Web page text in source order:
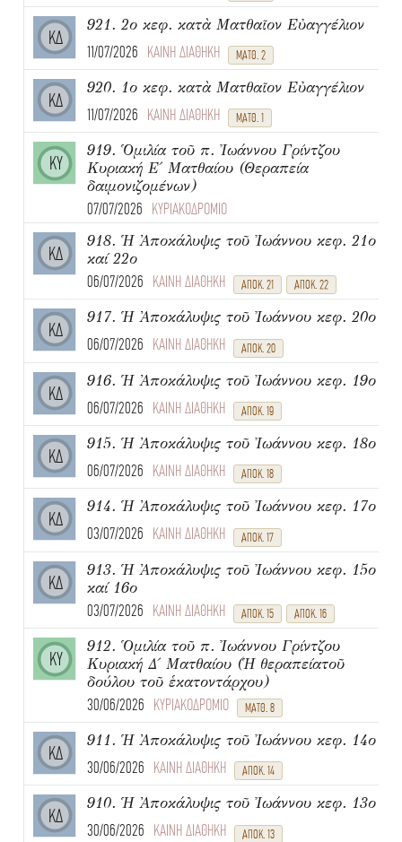
ΚΔ
921. 2ο κεφ. κατὰ Ματθαῖον Εὐαγγέλιον
11/07/2026 ΚΑΙΝΗ ΔΙΑΘΗΚΗ ΜΑΤΘ. 2
ΚΔ
920. 1ο κεφ. κατὰ Ματθαῖον Εὐαγγέλιον
11/07/2026 ΚΑΙΝΗ ΔΙΑΘΗΚΗ ΜΑΤΘ. 1
ΚΥ
919. Ὁμιλία τοῦ π. Ἰωάννου Γρίντζου
Κυριακή Ε΄ Ματθαίου (Θεραπεία
δαιμονιζομένων)
07/07/2026 ΚΥΡΙΑΚΟΔΡΟΜΙΟ
ΚΔ
918. Ἡ Ἀποκάλυψις τοῦ Ἰωάννου κεφ. 21ο
καί 22ο
06/07/2026 ΚΑΙΝΗ ΔΙΑΘΗΚΗ ΑΠΟΚ. 21 ΑΠΟΚ. 22
ΚΔ
917. Ἡ Ἀποκάλυψις τοῦ Ἰωάννου κεφ. 20ο
06/07/2026 ΚΑΙΝΗ ΔΙΑΘΗΚΗ ΑΠΟΚ. 20
ΚΔ
916. Ἡ Ἀποκάλυψις τοῦ Ἰωάννου κεφ. 19ο
06/07/2026 ΚΑΙΝΗ ΔΙΑΘΗΚΗ ΑΠΟΚ. 19
ΚΔ
915. Ἡ Ἀποκάλυψις τοῦ Ἰωάννου κεφ. 18ο
06/07/2026 ΚΑΙΝΗ ΔΙΑΘΗΚΗ ΑΠΟΚ. 18
ΚΔ
914. Ἡ Ἀποκάλυψις τοῦ Ἰωάννου κεφ. 17ο
03/07/2026 ΚΑΙΝΗ ΔΙΑΘΗΚΗ ΑΠΟΚ. 17
ΚΔ
913. Ἡ Ἀποκάλυψις τοῦ Ἰωάννου κεφ. 15ο
καί 16ο
03/07/2026 ΚΑΙΝΗ ΔΙΑΘΗΚΗ ΑΠΟΚ. 15 ΑΠΟΚ. 16
ΚΥ
912. Ὁμιλία τοῦ π. Ἰωάννου Γρίντζου
Κυριακή Δ΄ Ματθαίου (Ἡ θεραπείατοῦ
δούλου τοῦ ἑκατοντάρχου)
30/06/2026 ΚΥΡΙΑΚΟΔΡΟΜΙΟ ΜΑΤΘ. 8
ΚΔ
911. Ἡ Ἀποκάλυψις τοῦ Ἰωάννου κεφ. 14ο
30/06/2026 ΚΑΙΝΗ ΔΙΑΘΗΚΗ ΑΠΟΚ. 14
ΚΔ
910. Ἡ Ἀποκάλυψις τοῦ Ἰωάννου κεφ. 13ο
30/06/2026 ΚΑΙΝΗ ΔΙΑΘΗΚΗ ΑΠΟΚ. 13